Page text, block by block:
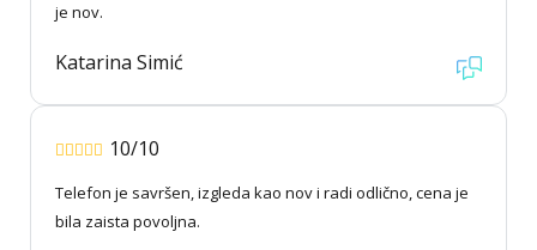
je nov.
Katarina Simić
10/10
Telefon je savršen, izgleda kao nov i radi odlično, cena je
bila zaista povoljna.